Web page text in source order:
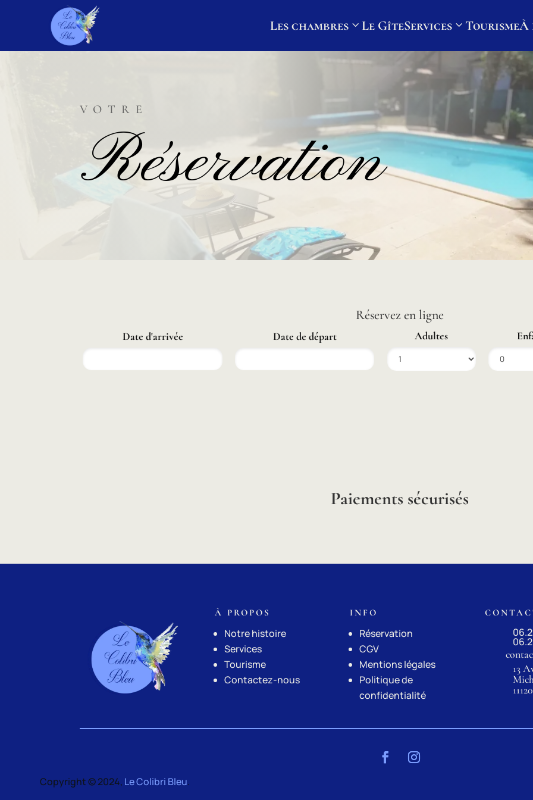
Les chambres Le GîteServices TourismeÀ
VOTRE
Réservation
Réservez en ligne
Date d'arrivée Date de départ Adultes
Paiements sécurisés
À PROPOS
Notre histoire
Services
Tourisme
Contactez-nous
INFO
Réservation
CGV
Mentions légales
Politique de
confidentialité
13
Copyright © 2024, Le Colibri Bleu.